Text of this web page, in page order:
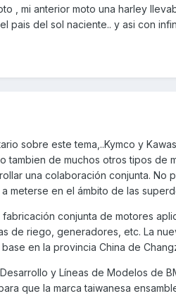
, mi anterior moto una harley
pais del sol naciente.. y asi con
sobre este tema,..Kymco y
tambien de muchos otros tipos de
una colaboración conjunta. No
meterse en el ámbito de las
conjunta de motores
de riego, generadores, etc. La
en la provincia China de
y Líneas de Modelos de
que la marca taiwanesa